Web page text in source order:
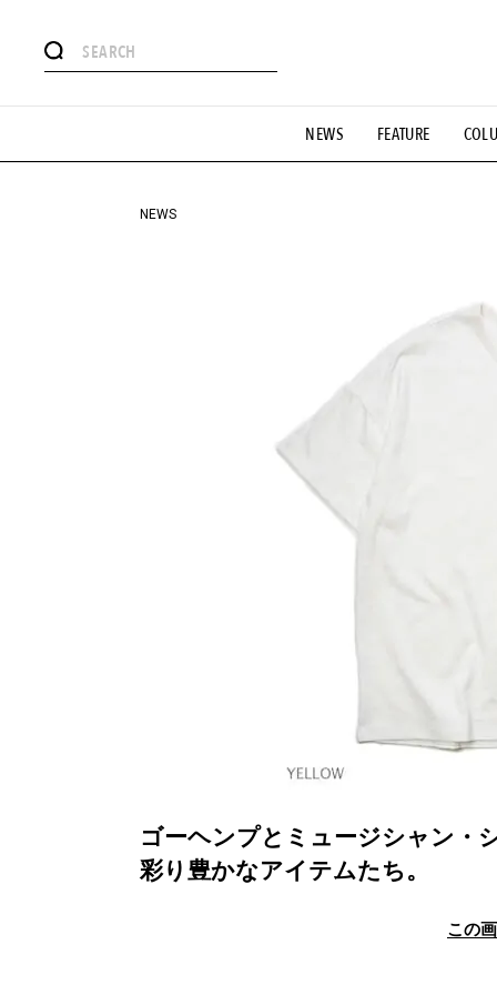
NEWS FEATURE
#憧れの逸品 #ESSENTIAL
#GH 銘品の所以 #フイナムのYouTube #Commune H
#HANDSOME HANDBOOK
NEWS
ゴーヘンプとミュージシャン・
彩り豊かなアイテムたち。
この